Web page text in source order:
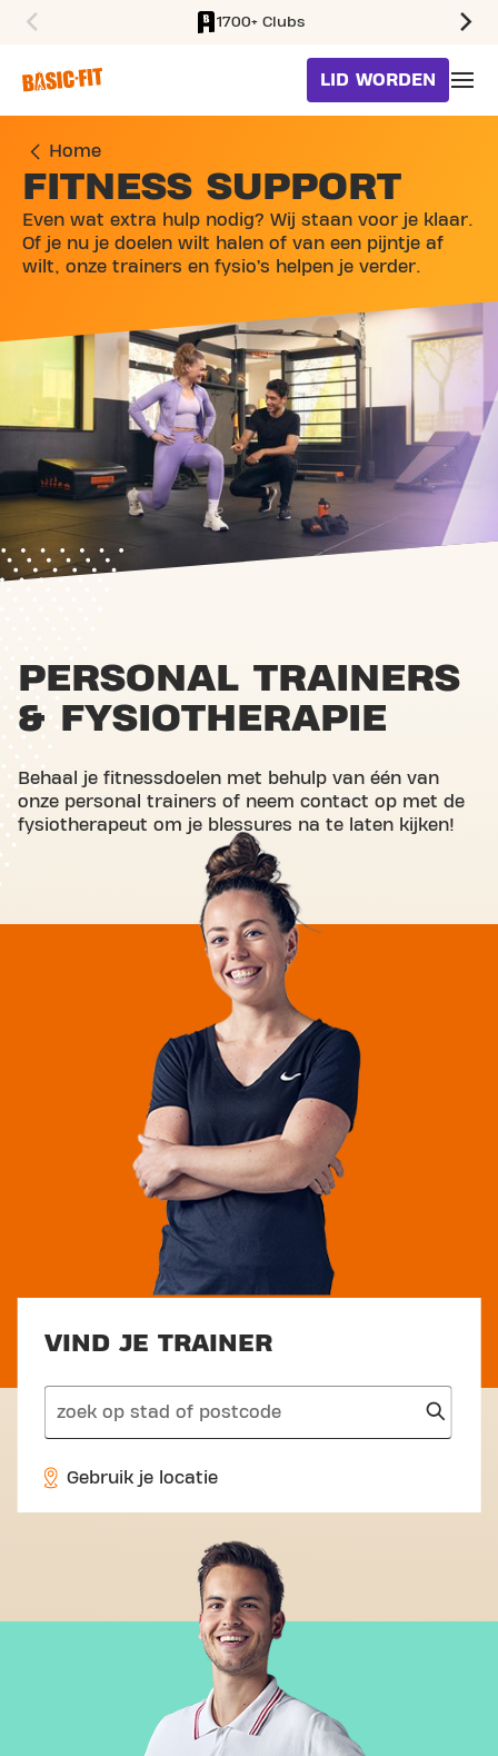
1700+ Clubs
LID WORDEN
Home
FITNESS SUPPORT
Even wat extra hulp nodig? Wij staan voor je klaar.
Of je nu je doelen wilt halen of van een pijntje af
wilt, onze trainers en fysio’s helpen je verder.
PERSONAL TRAINERS
& FYSIOTHERAPIE
Behaal je fitnessdoelen met behulp van één van
onze personal trainers of neem contact op met de
fysiotherapeut om je blessures na te laten kijken!
VIND JE TRAINER
search
Gebruik je locatie